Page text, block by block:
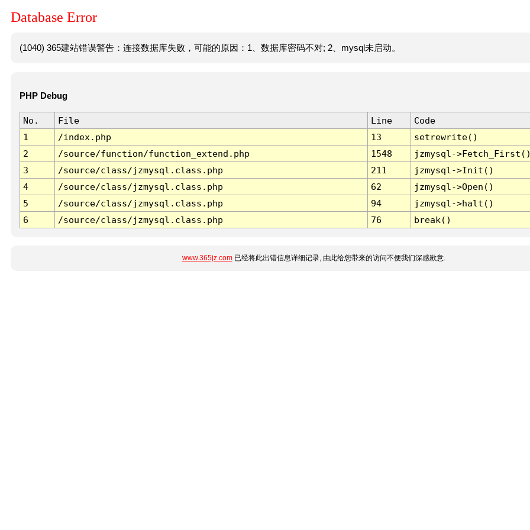
Database Error
(1040) 365建站错误警告：连接数据库失败，可能的原因：1、数据库密码不对; 2、mysql未启动。
PHP Debug
No. File Line
Code
1
/index.php 13
setrewrite()
2
/source/function/function_extend.php 1548
jzmysql-
3
/source/class/jzmysql.class.php 211
jzmysql->Init()
4
/source/class/jzmysql.class.php 62
jzmysql->Open()
5
/source/class/jzmysql.class.php 94
jzmysql->halt()
6
/source/class/jzmysql.class.php 76 break()
www.365jz.com已经将此出错信息详细记录, 由此给您带来的访问不便我们深感歉意.